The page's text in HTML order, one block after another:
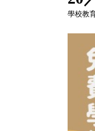
學校教